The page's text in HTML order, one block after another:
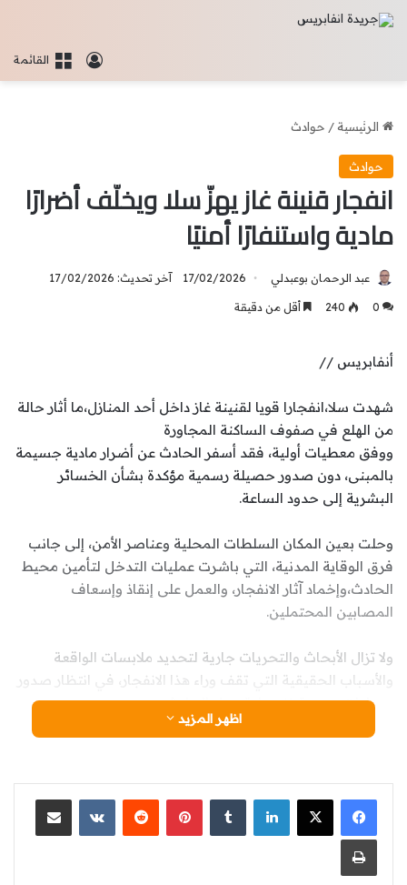
القائمةتسجيل
الرئيسية/ حوادث
حوادث
انفجار قنينة غاز يهزّ سلا ويخلّف أضرارًا
مادية واستنفارًا أمنيًا
عبد الرحمان بوعبدلي 17/02/2026 آخر تحديث: 17/02/2026
0
240 أقل من دقيقة
أنفابريس //
شهدت سلا،انفجارا قويا لقنينة غاز داخل أحد المنازل،ما أثار حالة
من الهلع في صفوف الساكنة المجاورة
ووفق معطيات أولية، فقد أسفر الحادث عن أضرار مادية جسيمة
بالمبنى، دون صدور حصيلة رسمية مؤكدة بشأن الخسائر
البشرية إلى حدود الساعة.
وحلت بعين المكان السلطات المحلية وعناصر الأمن، إلى جانب
فرق الوقاية المدنية، التي باشرت عمليات التدخل لتأمين محيط
الحادث،وإخماد آثار الانفجار، والعمل على إنقاذ وإسعاف
المصابين المحتملين.
ولا تزال الأبحاث والتحريات جارية لتحديد ملابسات الواقعة
والأسباب الحقيقية التي تقف وراء هذا الانفجار، في انتظار صدور
معطيات رسمية تفصيلية حول الحادث.
اظهر المزيد
لينكدإن بينتيريست